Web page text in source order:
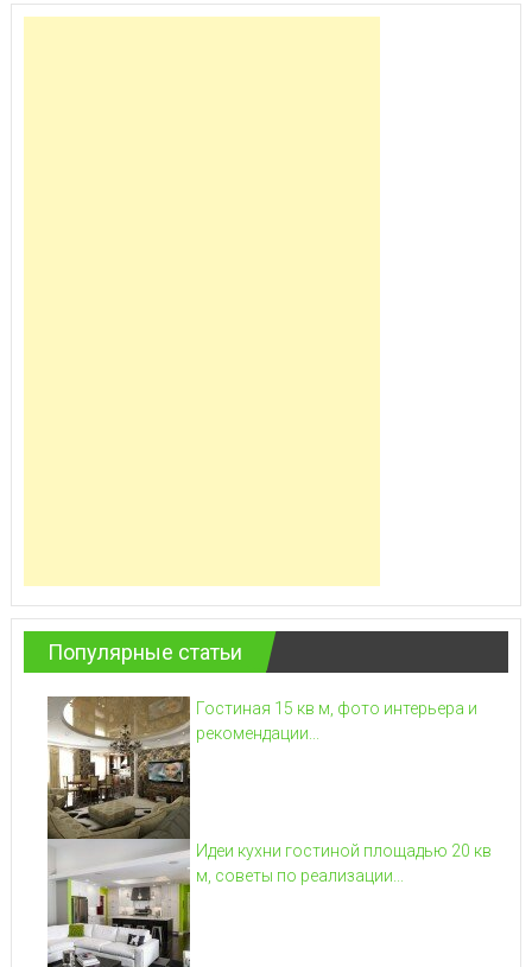
Популярные статьи
Гостиная 15 кв м, фото интерьера и
рекомендации...
Идеи кухни гостиной площадью 20 кв
м, советы по реализации...